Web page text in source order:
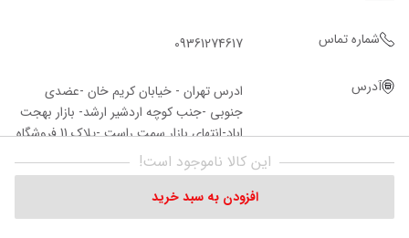
این کالا ناموجود است!
افزودن به سبد خرید
شماره تماس 09361274617
آدرس
ادرس تهران - خیابان کریم خان -عضدی
جنوبی -جنب کوچه اردشیر ارشد- بازار بهجت
اباد-انتهای بازار سمت راست -پلاک 11 فروشگاه‌
نوری